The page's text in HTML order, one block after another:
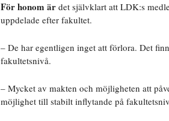
För honom är det självklart att LDK:s
uppdelade efter fakultet.
– De har egentligen inget att förlora. Det
fakultetsnivå.
– Mycket av makten och möjligheten att
möjlighet till stabilt inflytande på